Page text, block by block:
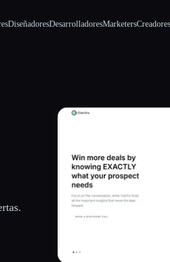
DiseñadoresDesarrolladoresMarketersCreadores